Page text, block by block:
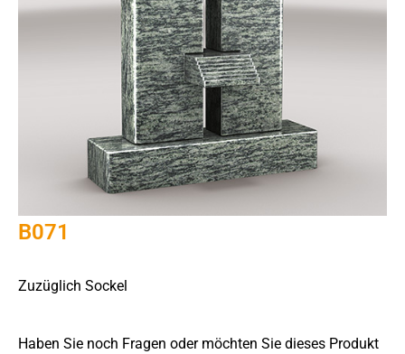
B071
Zuzüglich Sockel
Haben Sie noch Fragen oder möchten Sie dieses Produkt